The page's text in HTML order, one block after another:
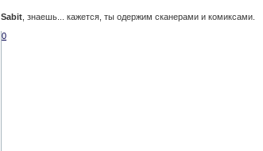
Sabit , знаешь... кажется, ты одержим сканерами и комиксами.
0